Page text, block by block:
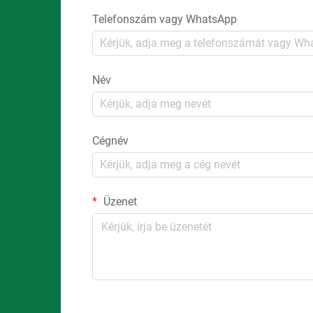
Telefonszám vagy WhatsApp
Név
Cégnév
Üzenet